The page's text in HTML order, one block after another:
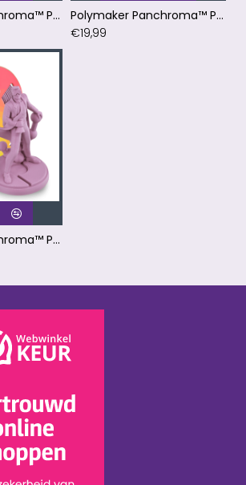
Polymaker Panchroma™ PLA Matte Pastel Watermelon Filament
Polymaker Panchroma™ PLA Matte Pastel Peach Filament
€19,99
Polymaker Panchroma™ PLA Matte Muted Mauve Filament